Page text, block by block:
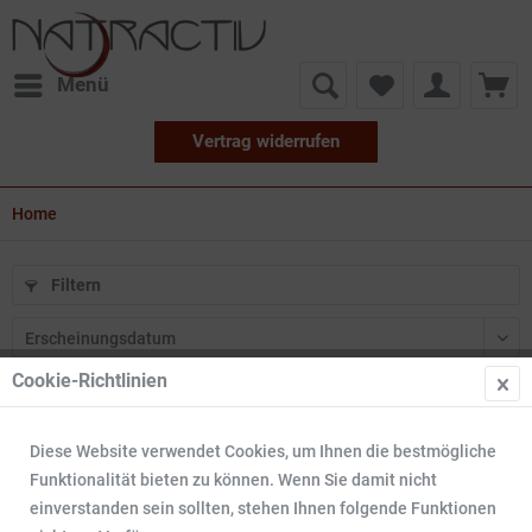
Menü
Vertrag widerrufen
Home
Filtern
Cookie-Richtlinien
Diese Website verwendet Cookies, um Ihnen die bestmögliche
Funktionalität bieten zu können. Wenn Sie damit nicht
einverstanden sein sollten, stehen Ihnen folgende Funktionen